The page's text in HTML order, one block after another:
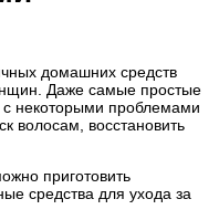
домашних средств
Даже самые простые
с некоторыми проблемами
волосам, восстановить
приготовить
средства для ухода за